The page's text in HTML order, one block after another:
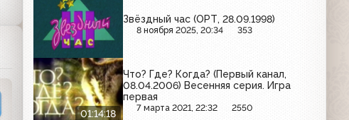
Звёздный час (ОРТ, 28.09.1998)
8 ноября 2025, 20:34 353
01:14:18
Что? Где? Когда? (Первый канал,
08.04.2006) Весенняя серия. Игра
первая
7 марта 2021, 22:32 2550